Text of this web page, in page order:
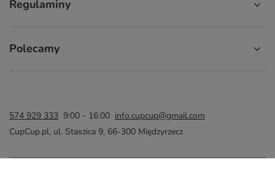
Regulaminy
Polecamy
574 929 333 9:00 - 16:00 info.cupcup@gmail.com
CupCup.pl, ul. Staszica 9, 66-300 Międzyrzecz